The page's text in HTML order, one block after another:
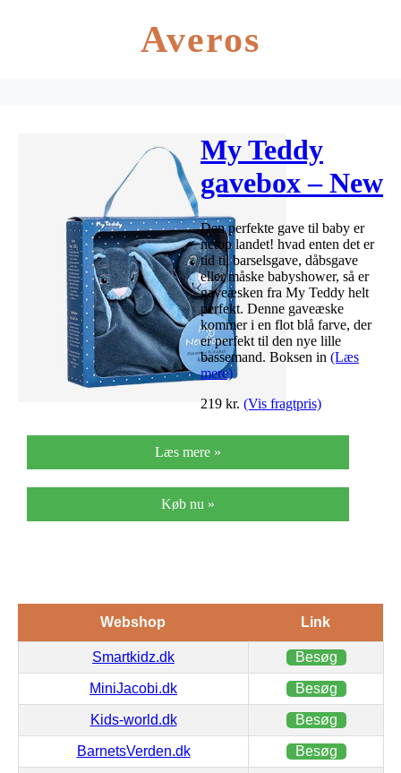
Averos
My Teddy
gavebox – New
born collection
med nusseklud
og rangle –
Blå
Den perfekte gave til baby er
netop landet! hvad enten det er
tid til barselsgave, dåbsgave
eller måske babyshower, så er
gaveæsken fra My Teddy helt
perfekt. Denne gaveæske
kommer i en flot blå farve, der
er perfekt til den nye lille
bassemand. Boksen in (Læs
mere)
219 kr. (Vis fragtpris)
Læs mere »
Køb nu »
Webshop Link
Smartkidz.dk Besøg
MiniJacobi.dk Besøg
Kids-world.dk Besøg
BarnetsVerden.dk Besøg